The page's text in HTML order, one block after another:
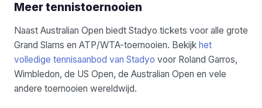
Meer tennistoernooien
Naast Australian Open biedt Stadyo tickets voor alle grote
Grand Slams en ATP/WTA-toernooien. Bekijk het
volledige tennisaanbod van Stadyo voor Roland Garros,
Wimbledon, de US Open, de Australian Open en vele
andere toernooien wereldwijd.